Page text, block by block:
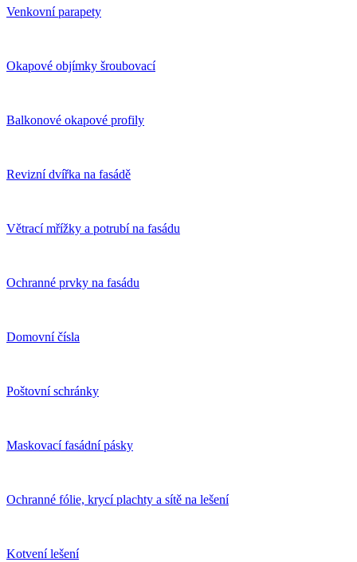
Venkovní parapety
Okapové objímky šroubovací
Balkonové okapové profily
Revizní dvířka na fasádě
Větrací mřížky a potrubí na fasádu
Ochranné prvky na fasádu
Domovní čísla
Poštovní schránky
Maskovací fasádní pásky
Ochranné fólie, krycí plachty a sítě na lešení
Kotvení lešení